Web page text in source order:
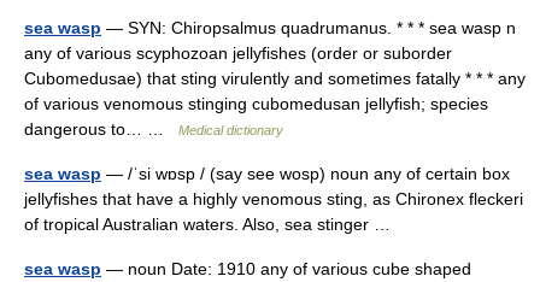
sea wasp — SYN: Chiropsalmus quadrumanus. * * * sea wasp n
any of various scyphozoan jellyfishes (order or suborder
Cubomedusae) that sting virulently and sometimes fatally * * * any
of various venomous stinging cubomedusan jellyfish; species
dangerous to… …
Medical dictionary
sea wasp — /ˈsi wɒsp / (say see wosp) noun any of certain box
jellyfishes that have a highly venomous sting, as Chironex fleckeri
of tropical Australian waters. Also, sea stinger …
sea wasp — noun Date: 1910 any of various cube shaped